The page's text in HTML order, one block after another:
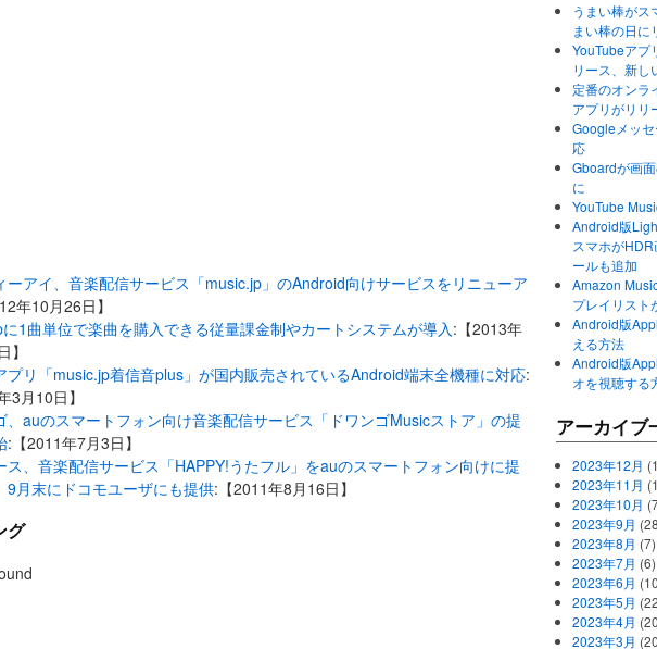
ーアイ、音楽配信サービス「music.jp」のAndroid向けサービスをリニューア
年10月26日】
1曲単位で楽曲を購入できる従量課金制やカートシステムが導入:【2013年
】
プリ「music.jp着信音plus」が国内販売されているAndroid端末全機種に対応:
3月10日】
、auのスマートフォン向け音楽配信サービス「ドワンゴMusicストア」の提
:【2011年7月3日】
ス、音楽配信サービス「HAPPY!うたフル」をauのスマートフォン向けに提
9月末にドコモユーザにも提供:【2011年8月16日】
グ
うまい棒がス
まい棒の日に
YouTubeアプ
リース、新し
定番のオンラ
アプリがリリ
Googleメッ
応
Gboardが画
に
YouTube
Android版
スマホが
ールも追加
Amazon
プレイリスト
Android版
える方法
Android版
オを視聴する
アーカイブ
2023年12月
2023年11月
2023年10月
2023年9月
2023年8月 (7)
2023年7月 (6)
2023年6月
2023年5月
2023年4月
2023年3月